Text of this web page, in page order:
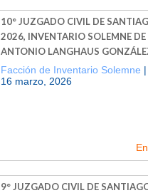
10° JUZGADO CIVIL DE
2026, INVENTARIO SOLEMNE
ANTONIO LANGHAUS
Facción de Inventario Solemne
16 marzo, 2026
9° JUZGADO CIVIL DE